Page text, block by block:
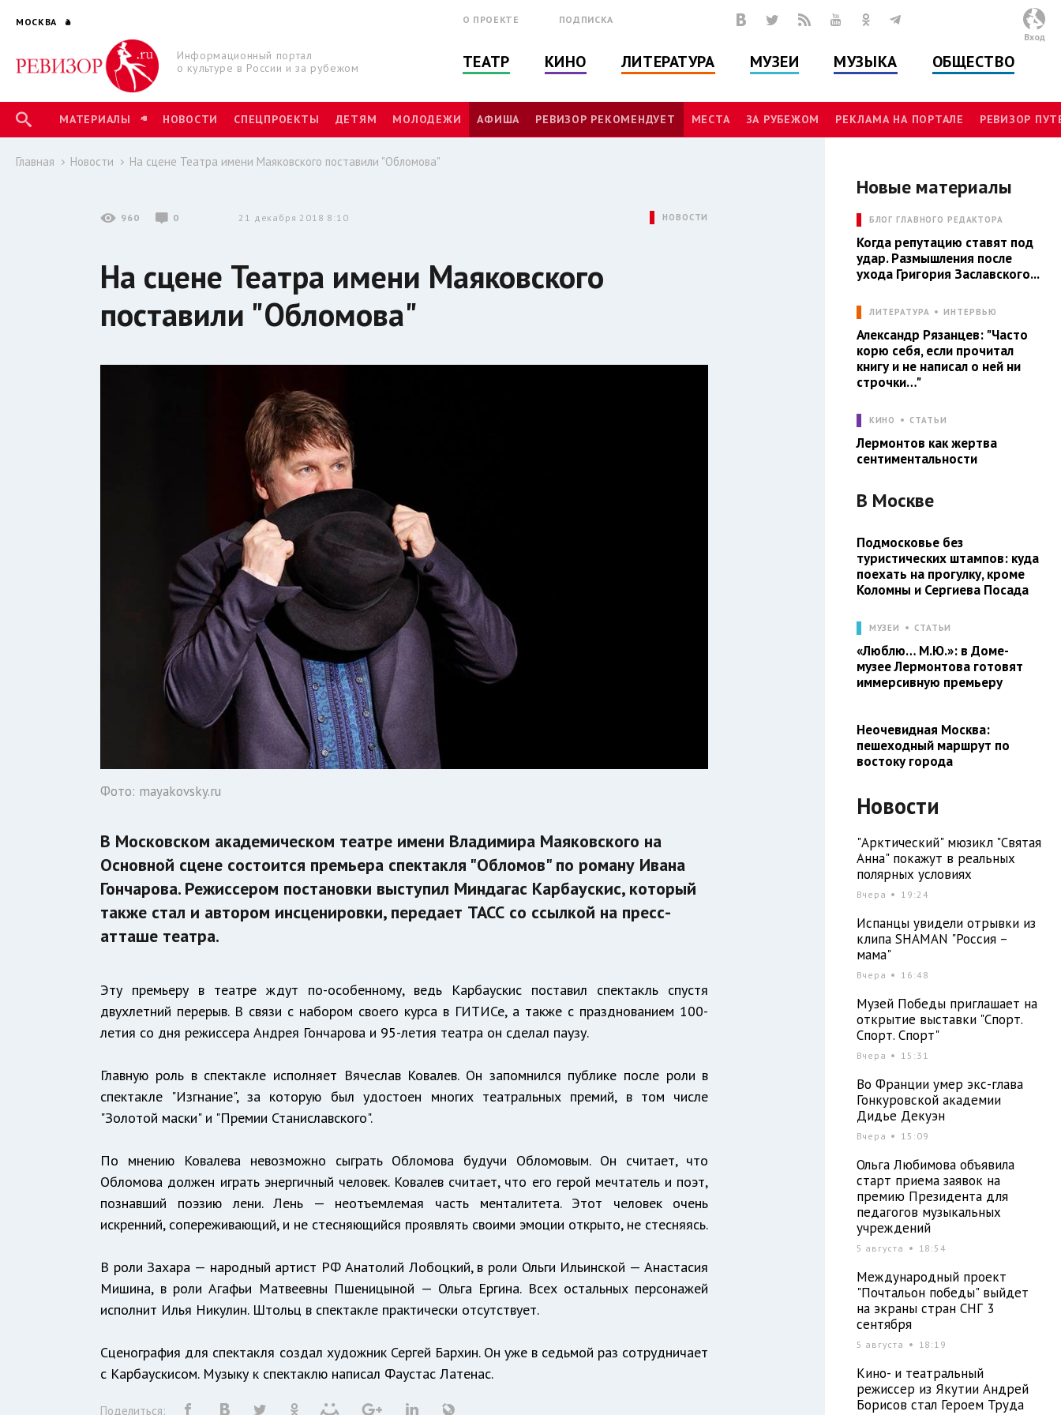
МОСКВА
Информационный портал
о культуре в России и за рубежом
О ПРОЕКТЕ ПОДПИСКА
ТЕАТР КИНО ЛИТЕРАТУРА МУЗЕИ МУЗЫКА ОБЩЕСТВО
Вход
МАТЕРИАЛЫ НОВОСТИ СПЕЦПРОЕКТЫ ДЕТЯМ МОЛОДЕЖИ АФИША РЕВИЗОР РЕКОМЕНДУЕТ МЕСТА ЗА РУБЕЖОМ РЕКЛАМА НА ПОРТАЛЕ РЕВИЗОР
Главная Новости На сцене Театра имени Маяковского поставили "Обломова"
960 0 21 декабря 2018 8:10 НОВОСТИ
На сцене Театра имени Маяковского
поставили "Обломова"
Фото: mayakovsky.ru
В Московском академическом театре имени Владимира Маяковского на
Основной сцене состоится премьера спектакля "Обломов" по роману Ивана
Гончарова. Режиссером постановки выступил Миндагас Карбаускис, который
также стал и автором инсценировки, передает ТАСС со ссылкой на пресс-
атташе театра.
Эту премьеру в театре ждут по-особенному, ведь Карбаускис поставил спектакль спустя
двухлетний перерыв. В связи с набором своего курса в ГИТИСе, а также с празднованием 100-
летия со дня режиссера Андрея Гончарова и 95-летия театра он сделал паузу.
Главную роль в спектакле исполняет Вячеслав Ковалев. Он запомнился публике после роли в
спектакле "Изгнание", за которую был удостоен многих театральных премий, в том числе
"Золотой маски" и "Премии Станиславского".
По мнению Ковалева невозможно сыграть Обломова будучи Обломовым. Он считает, что
Обломова должен играть энергичный человек. Ковалев считает, что его герой мечтатель и поэт,
познавший поэзию лени. Лень — неотъемлемая часть менталитета. Этот человек очень
искренний, сопереживающий, и не стесняющийся проявлять своими эмоции открыто, не стесняясь.
В роли Захара — народный артист РФ Анатолий Лобоцкий, в роли Ольги Ильинской — Анастасия
Мишина, в роли Агафьи Матвеевны Пшеницыной — Ольга Ергина. Всех остальных персонажей
исполнит Илья Никулин. Штольц в спектакле практически отсутствует.
Сценография для спектакля создал художник Сергей Бархин. Он уже в седьмой раз сотрудничает
с Карбаускисом. Музыку к спектаклю написал Фаустас Латенас.
Поделиться:
Новые материалы
БЛОГ ГЛАВНОГО РЕДАКТОРА
Когда репутацию ставят под
удар. Размышления после
ухода Григория Заславского...
ЛИТЕРАТУРА ИНТЕРВЬЮ
Александр Рязанцев: "Часто
корю себя, если прочитал
книгу и не написал о ней ни
строчки…"
КИНО СТАТЬИ
Лермонтов как жертва
сентиментальности
В Москве
Подмосковье без
туристических штампов: куда
поехать на прогулку, кроме
Коломны и Сергиева Посада
МУЗЕИ СТАТЬИ
«Люблю… М.Ю.»: в Доме-
музее Лермонтова готовят
иммерсивную премьеру
Неочевидная Москва:
пешеходный маршрут по
востоку города
Новости
"Арктический" мюзикл "Святая
Анна" покажут в реальных
полярных условиях
Вчера 19:24
Испанцы увидели отрывки из
клипа SHAMAN "Россия –
мама"
Вчера 16:48
Музей Победы приглашает на
открытие выставки "Спорт.
Спорт. Спорт"
Вчера 15:31
Во Франции умер экс-глава
Гонкуровской академии
Дидье Декуэн
Вчера 15:09
Ольга Любимова объявила
старт приема заявок на
премию Президента для
педагогов музыкальных
учреждений
5 августа 18:54
Международный проект
"Почтальон победы" выйдет
на экраны стран СНГ 3
сентября
5 августа 18:19
Кино- и театральный
режиссер из Якутии Андрей
Борисов стал Героем Труда